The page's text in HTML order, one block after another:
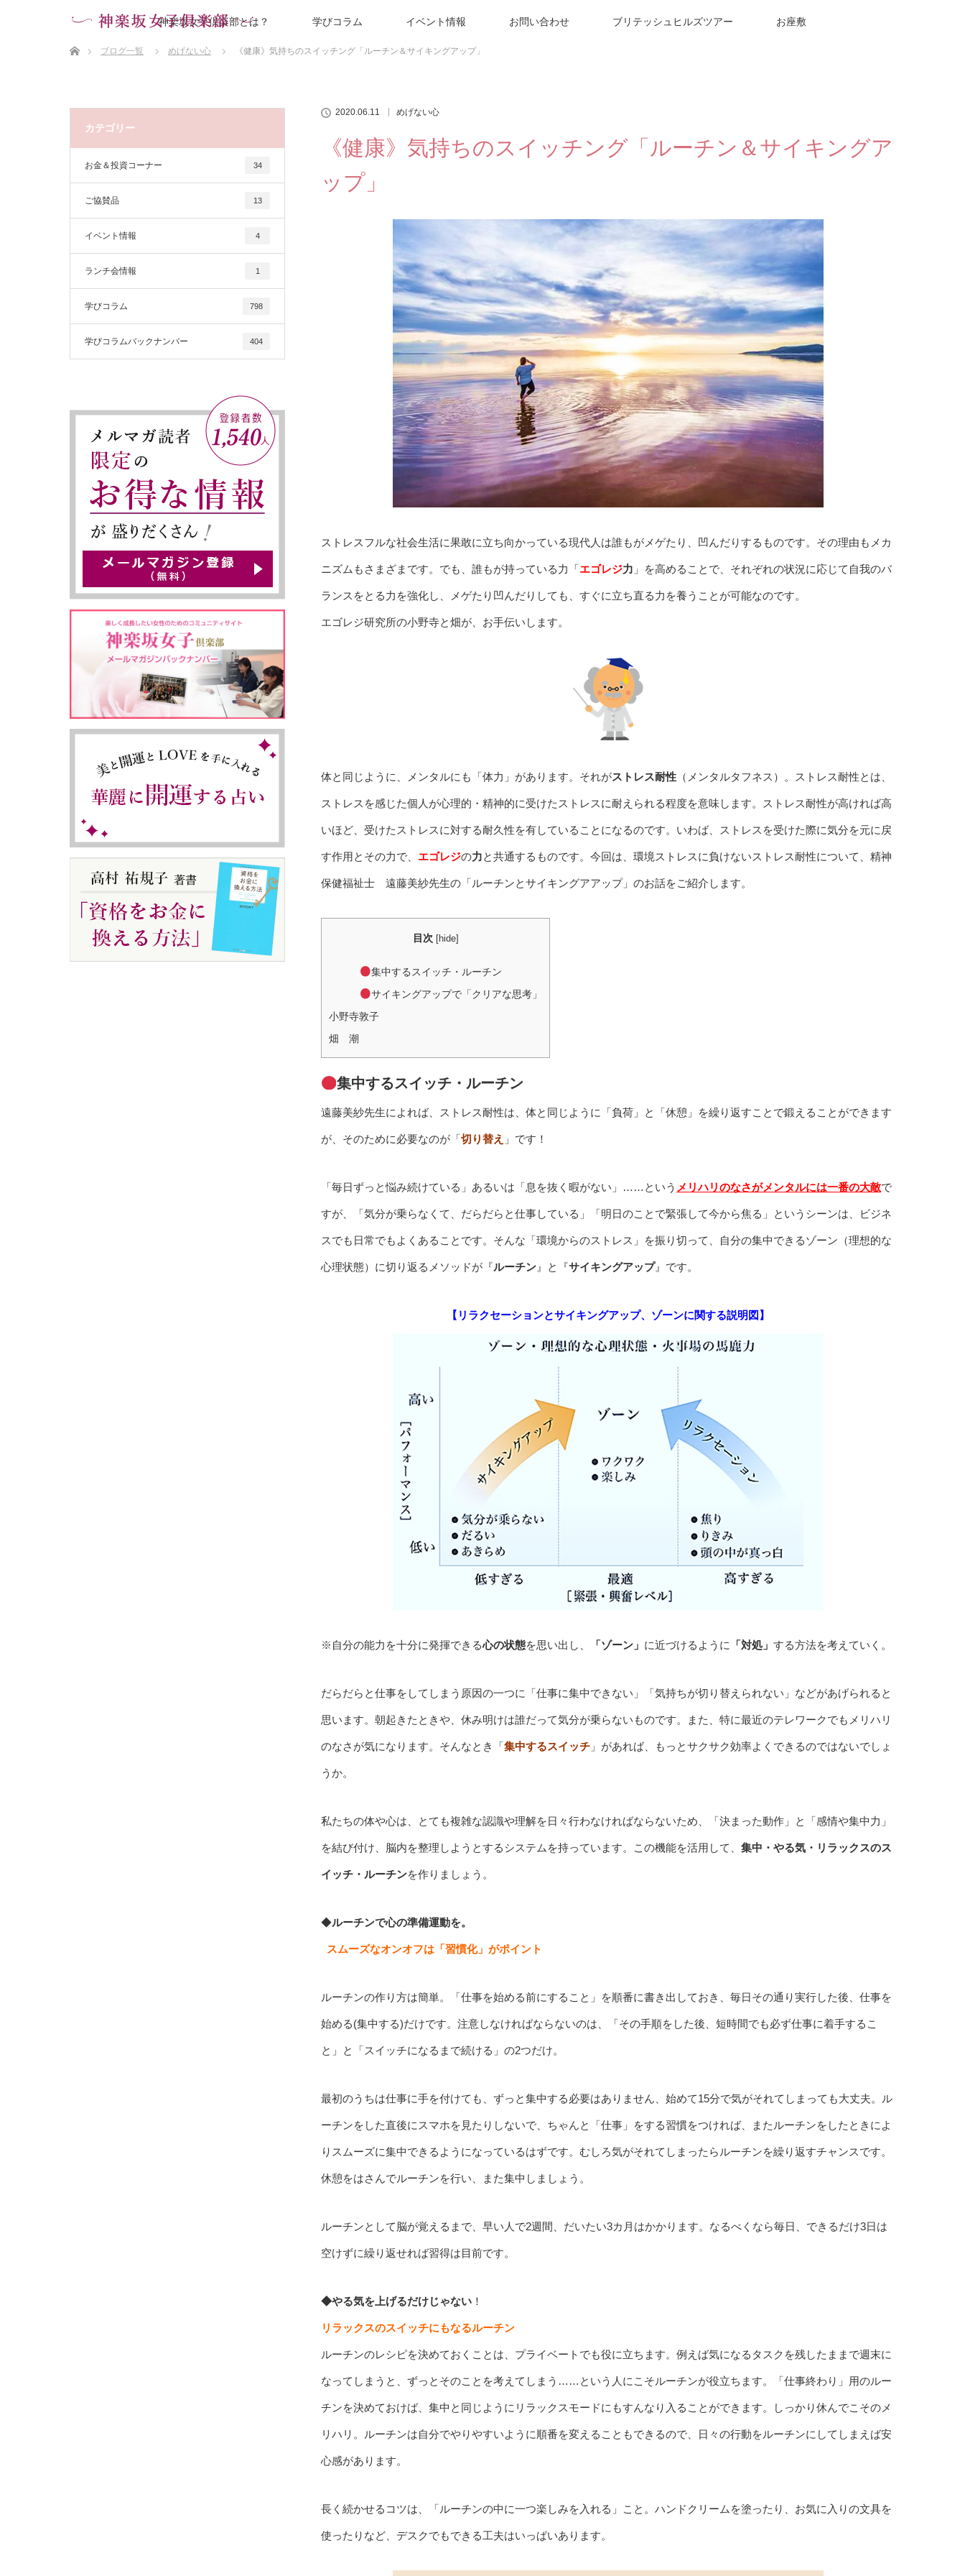
神楽坂女子倶楽部とは？ 学びコラム イベント情報 お問い合わせ ブリテッシュヒルズツアー お座敷
ブログ一覧
めげない心 《健康》気持ちのスイッチング「ルーチン＆サイキングアップ」
2020.06.11 めげない心
《健康》気持ちのスイッチング「ルーチン＆サイキングア
ップ」
ストレスフルな社会生活に果敢に立ち向かっている現代人は誰もがメゲたり、凹んだりするものです。その理由もメカ
ニズムもさまざまです。でも、誰もが持っている力「エゴレジ力 」を高めることで、それぞれの状況に応じて自我のバ
ランスをとる力を強化し、メゲたり凹んだりしても、すぐに立ち直る力を養うことが可能なのです。
エゴレジ研究所の小野寺と畑が、お手伝いします。
体と同じように、メンタルにも「体力」があります。それがストレス耐性 （メンタルタフネス）。ストレス耐性とは、
ストレスを感じた個人が心理的・精神的に受けたストレスに耐えられる程度を意味します。ストレス耐性が高ければ高
いほど、受けたストレスに対する耐久性を有していることになるのです。いわば、ストレスを受けた際に気分を元に戻
す作用とその力で、 エゴレジの力と共通するものです。今回は、環境ストレスに負けないストレス耐性について、精神
保健福祉士 遠藤美紗先生の「ルーチンとサイキングアアップ」のお話をご紹介します。
目次 [hide]
集中するスイッチ・ルーチン
サイキングアップで「クリアな思考」
小野寺敦子
畑 潮
集中するスイッチ・ルーチン
遠藤美紗先生によれば、ストレス耐性は、体と同じように「負荷」と「休憩」を繰り返すことで鍛えることができます
が、そのために必要なのが「切り替え 」です！
「毎日ずっと悩み続けている」あるいは「息を抜く暇がない」……という メリハリのなさがメンタルには一番の大敵で
すが、「気分が乗らなくて、だらだらと仕事している」「明日のことで緊張して今から焦る」というシーンは、ビジネ
スでも日常でもよくあることです。そんな「環境からのストレス」を振り切って、自分の集中できるゾーン（理想的な
心理状態）に切り返るメソッドが『ルーチン 』と『サイキングアップ』です。
【リラクセーションとサイキングアップ、ゾーンに関する説明図】
※自分の能力を十分に発揮できる心の状態を思い出し、 「ゾーン」 に近づけるように 「対処」 する方法を考えていく。
だらだらと仕事をしてしまう原因の一つに「仕事に集中できない」「気持ちが切り替えられない」などがあげられると
思います。朝起きたときや、休み明けは誰だって気分が乗らないものです。また、特に最近のテレワークでもメリハリ
のなさが気になります。そんなとき「集中するスイッチ 」があれば、もっとサクサク効率よくできるのではないでしょ
うか。
私たちの体や心は、とても複雑な認識や理解を日々行わなければならないため、「決まった動作」と「感情や集中力」
を結び付け、脳内を整理しようとするシステムを持っています。この機能を活用して、 集中・やる気・リラックスのス
イッチ・ルーチンを作りましょう。
◆ルーチンで心の準備運動を。
スムーズなオンオフは「習慣化」がポイント
ルーチンの作り方は簡単。「仕事を始める前にすること」を順番に書き出しておき、毎日その通り実行した後、仕事を
始める(集中する)だけです。注意しなければならないのは、「その手順をした後、短時間でも必ず仕事に着手するこ
と」と「スイッチになるまで続ける」の2つだけ。
最初のうちは仕事に手を付けても、ずっと集中する必要はありません、始めて15分で気がそれてしまっても大丈夫。ル
ーチンをした直後にスマホを見たりしないで、ちゃんと「仕事」をする習慣をつければ、またルーチンをしたときによ
りスムーズに集中できるようになっているはずです。むしろ気がそれてしまったらルーチンを繰り返すチャンスです。
休憩をはさんでルーチンを行い、また集中しましょう。
ルーチンとして脳が覚えるまで、早い人で2週間、だいたい3カ月はかかります。なるべくなら毎日、できるだけ3日は
空けずに繰り返せれば習得は目前です。
◆やる気を上げるだけじゃない ！
リラックスのスイッチにもなるルーチン
ルーチンのレシピを決めておくことは、プライベートでも役に立ちます。例えば気になるタスクを残したままで週末に
なってしまうと、ずっとそのことを考えてしまう……という人にこそルーチンが役立ちます。「仕事終わり」用のルー
チンを決めておけば、集中と同じようにリラックスモードにもすんなり入ることができます。しっかり休んでこそのメ
リハリ。ルーチンは自分でやりやすいように順番を変えることもできるので、日々の行動をルーチンにしてしまえば安
心感があります。
長く続かせるコツは、「ルーチンの中に一つ楽しみを入れる」こと。ハンドクリームを塗ったり、お気に入りの文具を
使ったりなど、デスクでもできる工夫はいっぱいあります。
カテゴリー
お金＆投資コーナー 34
ご協賛品 13
イベント情報 4
ランチ会情報 1
学びコラム 798
学びコラムバックナンバー 404